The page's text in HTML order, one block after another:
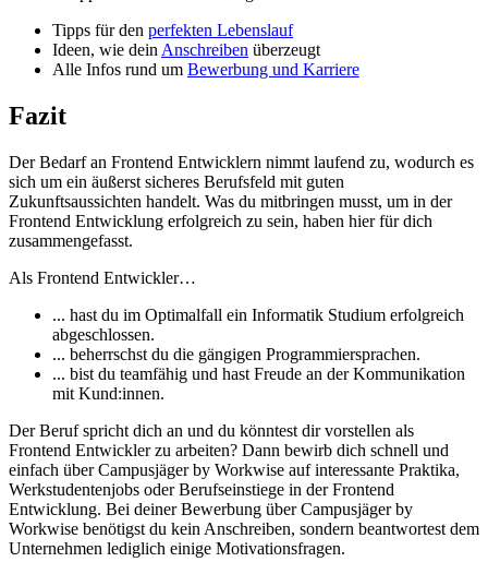
Tipps für den perfekten Lebenslauf
Ideen, wie dein Anschreiben überzeugt
Alle Infos rund um Bewerbung und Karriere
Fazit
Der Bedarf an Frontend Entwicklern nimmt laufend zu, wodurch es
sich um ein äußerst sicheres Berufsfeld mit guten
Zukunftsaussichten handelt. Was du mitbringen musst, um in der
Frontend Entwicklung erfolgreich zu sein, haben hier für dich
zusammengefasst.
Als Frontend Entwickler…
... hast du im Optimalfall ein Informatik Studium erfolgreich
abgeschlossen.
... beherrschst du die gängigen Programmiersprachen.
... bist du teamfähig und hast Freude an der Kommunikation
mit Kund:innen.
Der Beruf spricht dich an und du könntest dir vorstellen als
Frontend Entwickler zu arbeiten? Dann bewirb dich schnell und
einfach über Campusjäger by Workwise auf interessante Praktika,
Werkstudentenjobs oder Berufseinstiege in der Frontend
Entwicklung. Bei deiner Bewerbung über Campusjäger by
Workwise benötigst du kein Anschreiben, sondern beantwortest dem
Unternehmen lediglich einige Motivationsfragen.